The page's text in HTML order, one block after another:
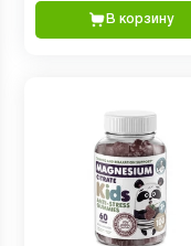
В корзину